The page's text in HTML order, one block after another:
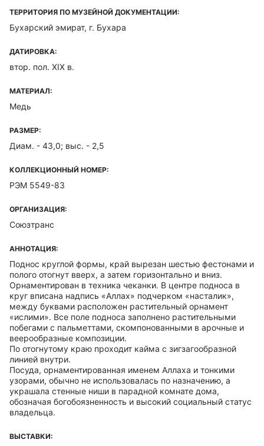
ТЕРРИТОРИЯ ПО МУЗЕЙНОЙ ДОКУМЕНТАЦИИ:
Бухарский эмират, г. Бухара
ДАТИРОВКА:
втор. пол. XIX в.
МАТЕРИАЛ:
Медь
РАЗМЕР:
Диам. - 43,0; выс. - 2,5
КОЛЛЕКЦИОННЫЙ НОМЕР:
РЭМ 5549-83
ОРГАНИЗАЦИЯ:
Союзтранс
АННОТАЦИЯ:
Поднос круглой формы, край вырезан шестью фестонами и
полого отогнут вверх, а затем горизонтально и вниз.
Орнаментирован в техника чеканки. В центре подноса в
круг вписана надпись «Аллах» подчерком «насталик»,
между буквами расположен растительный орнамент
«ислими». Все поле подноса заполнено растительными
побегами с пальметтами, скомпонованными в арочные и
веерообразные композиции.
По отогнутому краю проходит кайма с зигзагообразной
линией внутри.
Посуда, орнаментированная именем Аллаха и тонкими
узорами, обычно не использовалась по назначению, а
украшала стенные ниши в парадной комнате дома,
обозначая богобоязненность и высокий социальный статус
владельца.
ВЫСТАВКИ: